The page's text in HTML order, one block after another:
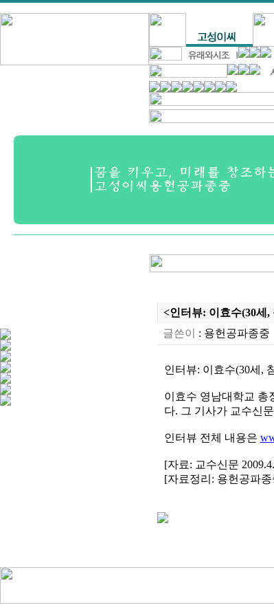
<인터뷰: 이효수(30세,
글쓴이
: 용헌공파종중
인터뷰: 이효수(30세,
이효수 영남대학교 총
다. 그 기사가 교수신
인터뷰 전체 내용은
[자료: 교수신문
[자료정리: 용헌공파